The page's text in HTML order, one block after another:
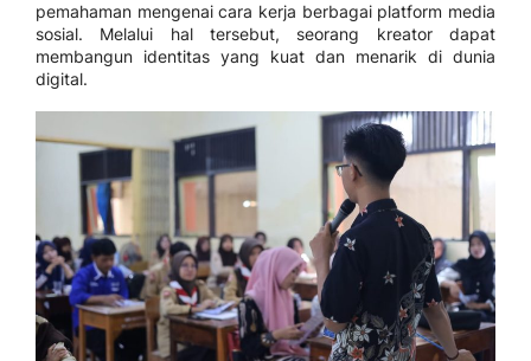
pemahaman mengenai cara kerja berbagai platform media
sosial. Melalui hal tersebut, seorang kreator dapat
membangun identitas yang kuat dan menarik di dunia
digital.